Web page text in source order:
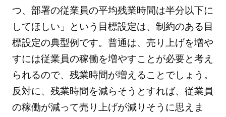
つ、部署の従業員の平均残業時間は半分以下に
してほしい」という目標設定は、制約のある目
標設定の典型例です。普通は、売り上げを増や
すには従業員の稼働を増やすことが必要と考え
られるので、残業時間が増えることでしょう。
反対に、残業時間を減らそうとすれば、従業員
の稼働が減って売り上げが減りそうに思えま